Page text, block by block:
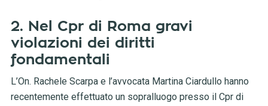
2. Nel Cpr di Roma gravi
violazioni dei diritti
fondamentali
L’On. Rachele Scarpa e l’avvocata Martina Ciardullo hanno
recentemente effettuato un sopralluogo presso il Cpr di